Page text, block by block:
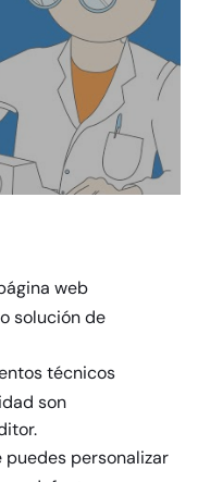
web
solución de
técnicos
son
personalizar